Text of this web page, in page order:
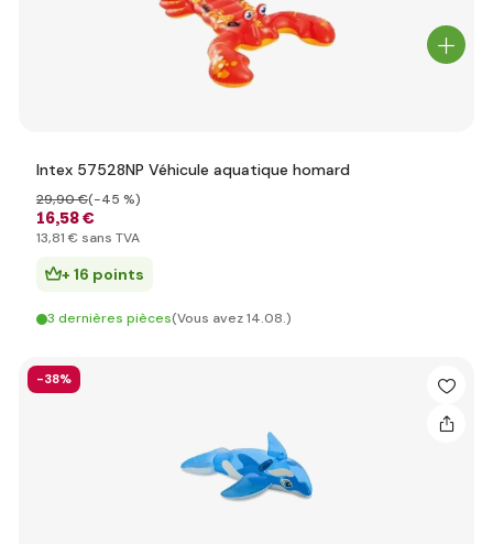
Intex 57528NP Véhicule aquatique homard
16,58 €
29,90 €(-45 %)
13,81 € sans TVA
+ 16 points
3 dernières pièces(Vous avez 14.08.)
-38%